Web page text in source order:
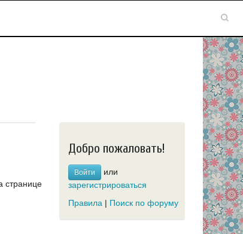
странице
Добро пожаловать!
Войти
или
зарегистрироваться
Правила | Поиск по форуму